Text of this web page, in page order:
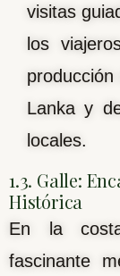
visitas
los
Lanka y
locales.
1.3. Galle:
Histórica
En la
fascinante